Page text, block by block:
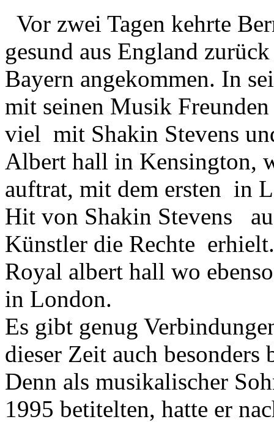
Vor zwei Tagen kehrte
gesund aus England
Bayern angekommen. In
mit seinen Musik
viel mit Shakin Stevens
Albert hall in Kensington,
auftrat, mit dem ersten in
Hit von Shakin Stevens
Künstler die Rechte erhielt.
Royal albert hall wo
in London.
Es gibt genug
dieser Zeit auch besonders
Denn als musikalischer
1995 betitelten, hatte er